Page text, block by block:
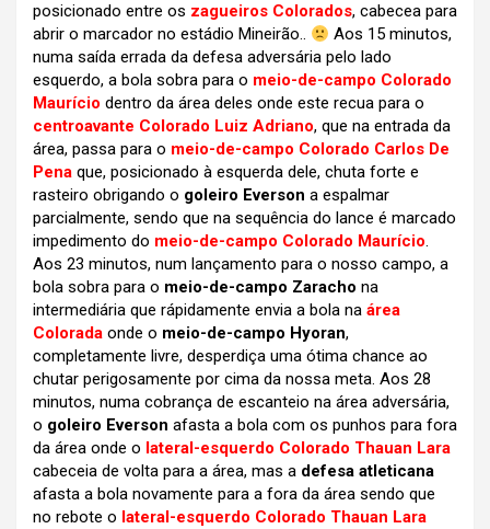
posicionado entre os zagueiros Colorados, cabecea para
abrir o marcador no estádio Mineirão..
Aos 15 minutos,
numa saída errada da defesa adversária pelo lado
esquerdo, a bola sobra para o meio-de-campo Colorado
Maurício dentro da área deles onde este recua para o
centroavante Colorado Luiz Adriano, que na entrada da
área, passa para o meio-de-campo Colorado Carlos De
Pena que, posicionado à esquerda dele, chuta forte e
rasteiro obrigando o goleiro Everson a espalmar
parcialmente, sendo que na sequência do lance é marcado
impedimento do meio-de-campo Colorado Maurício.
Aos 23 minutos, num lançamento para o nosso campo, a
bola sobra para o meio-de-campo Zaracho na
intermediária que rápidamente envia a bola na área
Colorada onde o meio-de-campo Hyoran,
completamente livre, desperdiça uma ótima chance ao
chutar perigosamente por cima da nossa meta. Aos 28
minutos, numa cobrança de escanteio na área adversária,
o goleiro Everson afasta a bola com os punhos para fora
da área onde o lateral-esquerdo Colorado Thauan Lara
cabeceia de volta para a área, mas a defesa atleticana
afasta a bola novamente para a fora da área sendo que
no rebote o lateral-esquerdo Colorado Thauan Lara